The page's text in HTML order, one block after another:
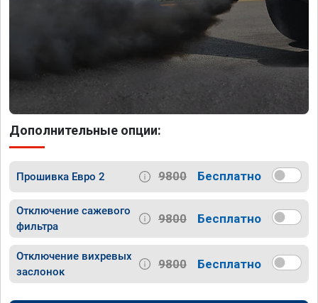
Дополнительные опции:
Прошивка Евро 2 9800 Бесплатно
Отключение сажевого
фильтра
9800 Бесплатно
Отключение вихревых
заслонок
9800 Бесплатно